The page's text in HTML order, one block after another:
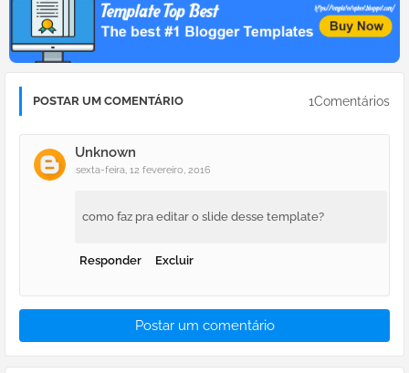
POSTAR UM COMENTÁRIO 1Comentários
Unknown
sexta-feira, 12 fevereiro, 2016
como faz pra editar o slide desse template?
Responder Excluir
Postar um comentário